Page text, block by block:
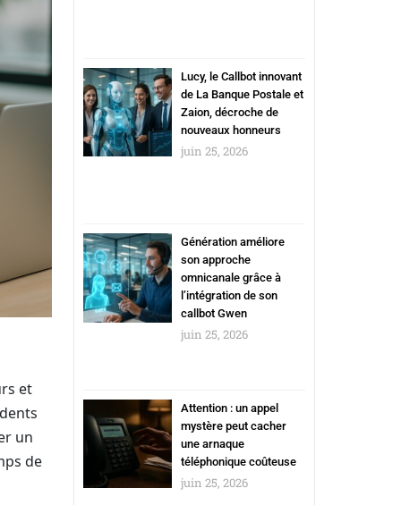
et
un
de
Lucy, le Callbot innovant
de La Banque Postale et
Zaion, décroche de
nouveaux honneurs
juin 25, 2026
Génération améliore
son approche
omnicanale grâce à
l’intégration de son
callbot Gwen
juin 25, 2026
Attention : un appel
mystère peut cacher
une arnaque
téléphonique coûteuse
juin 25, 2026